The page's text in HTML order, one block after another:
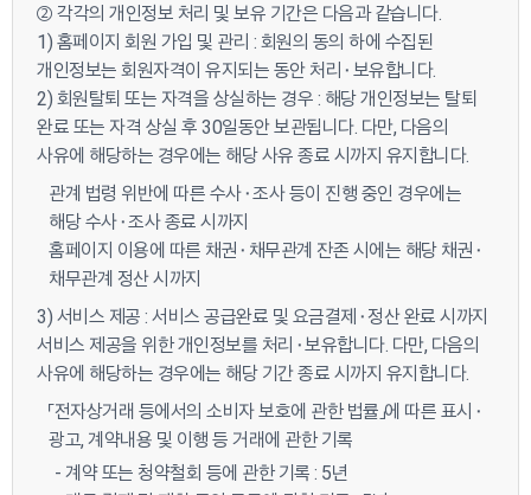
② 각각의 개인정보 처리 및 보유 기간은 다음과 같습니다.
1) 홈페이지 회원 가입 및 관리 : 회원의 동의 하에 수집된
개인정보는 회원자격이 유지되는 동안 처리⬝보유합니다.
2) 회원탈퇴 또는 자격을 상실하는 경우 : 해당 개인정보는 탈퇴
완료 또는 자격 상실 후 30일동안 보관됩니다. 다만, 다음의
사유에 해당하는 경우에는 해당 사유 종료 시까지 유지합니다.
관계 법령 위반에 따른 수사⬝조사 등이 진행 중인 경우에는
해당 수사⬝조사 종료 시까지
홈페이지 이용에 따른 채권⬝채무관계 잔존 시에는 해당 채권⬝
채무관계 정산 시까지
3) 서비스 제공 : 서비스 공급완료 및 요금결제⬝정산 완료 시까지
서비스 제공을 위한 개인정보를 처리⬝보유합니다. 다만, 다음의
사유에 해당하는 경우에는 해당 기간 종료 시까지 유지합니다.
「전자상거래 등에서의 소비자 보호에 관한 법률」에 따른 표시⬝
광고, 계약내용 및 이행 등 거래에 관한 기록
- 계약 또는 청약철회 등에 관한 기록 : 5년